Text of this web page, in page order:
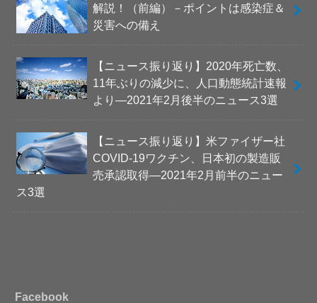
解説！（前編）－ポイントは感染症＆
災害への備え
【ニュース振り返り】2020年死亡数、
11年ぶりの減少に、人口動態統計速報
より―2021年2月後半のニュース3選
【ニュース振り返り】米ファイザー社
COVID-19ワクチン、日本初の製造販
売承認取得―2021年2月前半のニュー
ス3選
Facebook